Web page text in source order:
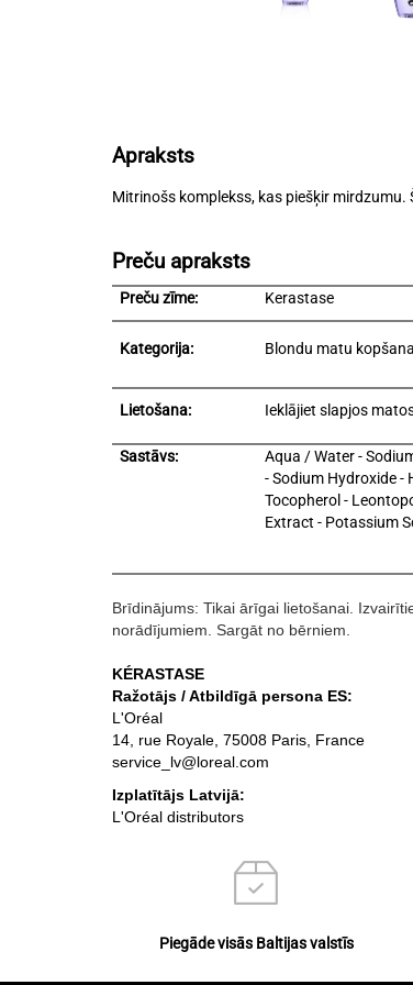
Apraksts
Mitrinošs komplekss, kas piešķir
Preču apraksts
Preču zīme: Kerastase
Kategorija: Blondu matu
Lietošana: Ieklājiet slapjos
Sastāvs:
Aqua / Water -
- Sodium Hydroxide -
Tocopherol -
Extract - Potassium
Brīdinājums: Tikai ārīgai lietošanai.
norādījumiem. Sargāt no bērniem.
KÉRASTASE
Ražotājs / Atbildīgā persona ES:
L'Oréal
14, rue Royale, 75008 Paris, France
service_lv@loreal.com
Izplatītājs Latvijā:
L'Oréal distributors
Piegāde visās Baltijas valstīs